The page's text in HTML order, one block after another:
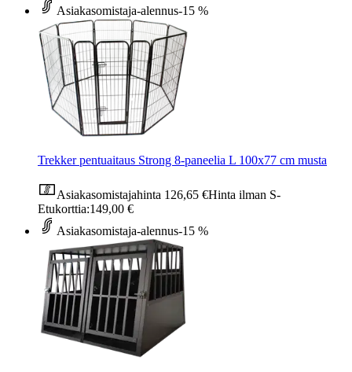
Asiakasomistaja-alennus-15 %
Trekker pentuaitaus Strong 8-paneelia L 100x77 cm musta
Asiakasomistajahinta 126,65 €Hinta ilman S-
Etukorttia:149,00 €
Asiakasomistaja-alennus-15 %